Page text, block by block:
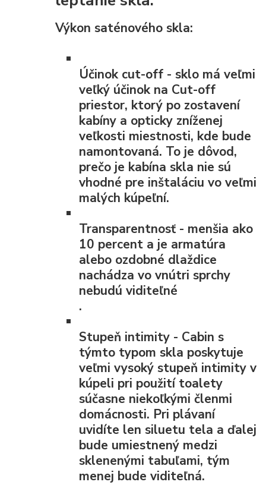
Výkon saténového skla:
Účinok cut-off - sklo má veľmi
veľký účinok na Cut-off
priestor, ktorý po zostavení
kabíny a opticky zníženej
veľkosti miestnosti, kde bude
namontovaná. To je dôvod,
prečo je kabína skla nie sú
vhodné pre inštaláciu vo veľmi
malých kúpeľní.
Transparentnosť - menšia ako
10 percent a je armatúra
alebo ozdobné dlaždice
nachádza vo vnútri sprchy
nebudú viditeľné
.
Stupeň intimity - Cabin s
týmto typom skla poskytuje
veľmi vysoký stupeň intimity v
kúpeli pri použití toalety
súčasne niekoľkými členmi
domácnosti. Pri plávaní
uvidíte len siluetu tela a ďalej
bude umiestnený medzi
sklenenými tabuľami, tým
menej bude viditeľná.